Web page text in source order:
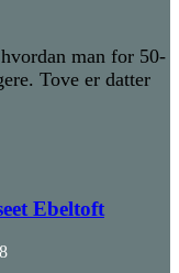
man for 50-
Tove er datter
Ebeltoft